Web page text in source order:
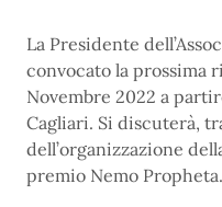
La Presidente
convocato la prossima
Novembre 2022 a
Cagliari. Si discuterà,
dell’organizzazione
premio Nemo Propheta.